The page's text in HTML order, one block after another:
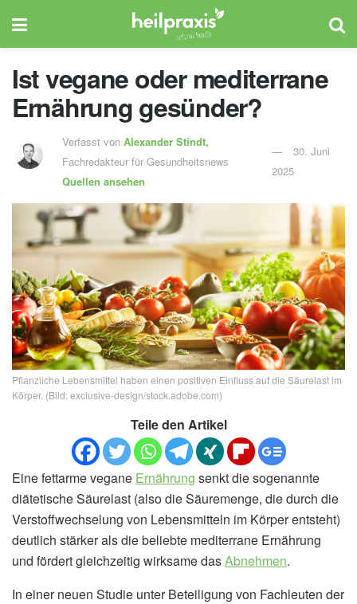
Ist vegane oder mediterrane
Ernährung gesünder?
Verfasst von Alexander Stindt,
Fachredakteur für Gesundheitsnews
Quellen ansehen
30. Juni
2025
Pflanzliche Lebensmittel haben einen positiven Einfluss auf die Säurelast im
Körper. (Bild: exclusive-design/stock.adobe.com)
Teile den Artikel
Eine fettarme vegane Ernährung senkt die sogenannte
diätetische Säurelast (also die Säuremenge, die durch die
Verstoffwechselung von Lebensmitteln im Körper entsteht)
deutlich stärker als die beliebte mediterrane Ernährung
und fördert gleichzeitig wirksame dasAbnehmen.
In einer neuen Studie unter Beteiligung von Fachleuten der